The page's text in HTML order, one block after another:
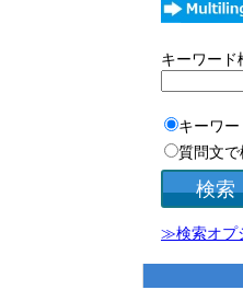
キーワード
キーワ
質問文で
≫検索オプ